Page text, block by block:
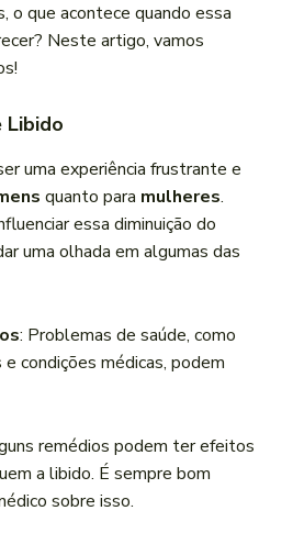
o que acontece quando essa
Neste artigo, vamos
Libido
uma experiência frustrante e
quanto para mulheres.
essa diminuição do
uma olhada em algumas das
: Problemas de saúde, como
condições médicas, podem
remédios podem ter efeitos
a libido. É sempre bom
sobre isso.